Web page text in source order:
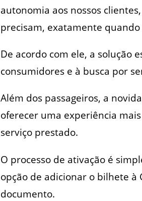
autonomia aos nossos
precisam, exatamente
De acordo com ele, a solução
consumidores e à busca por
Além dos passageiros, a
oferecer uma experiência
serviço prestado.
O processo de ativação é
opção de adicionar o bilhete à
documento.